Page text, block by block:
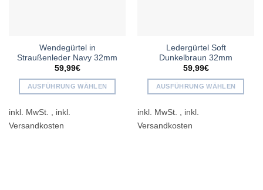
Wendegürtel in
Straußenleder Navy 32mm
59,99€
AUSFÜHRUNG WÄHLEN
Produkt
inkl. MwSt.
Ledergürtel Soft
Dunkelbraun 32mm
59,99€
AUSFÜHRUNG WÄHLEN
Produkt
inkl. MwSt.